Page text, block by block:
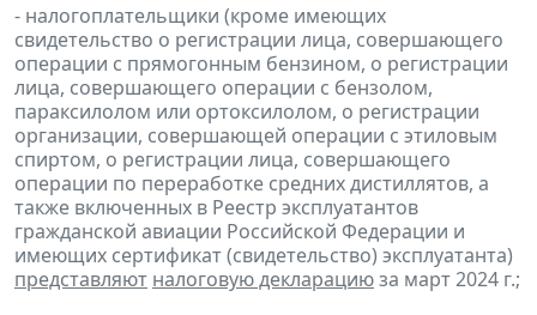
- налогоплательщики (кроме имеющих
свидетельство о регистрации лица, совершающего
операции с прямогонным бензином, о регистрации
лица, совершающего операции с бензолом,
параксилолом или ортоксилолом, о регистрации
организации, совершающей операции с этиловым
спиртом, о регистрации лица, совершающего
операции по переработке средних дистиллятов, а
также включенных в Реестр эксплуатантов
гражданской авиации Российской Федерации и
имеющих сертификат (свидетельство) эксплуатанта)
представляют налоговую декларациюза март 2024 г.;